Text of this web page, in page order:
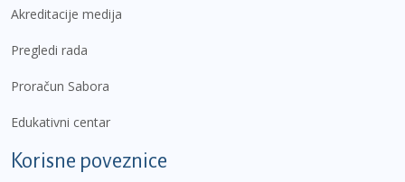
Akreditacije medija
Pregledi rada
Proračun Sabora
Edukativni centar
Korisne poveznice